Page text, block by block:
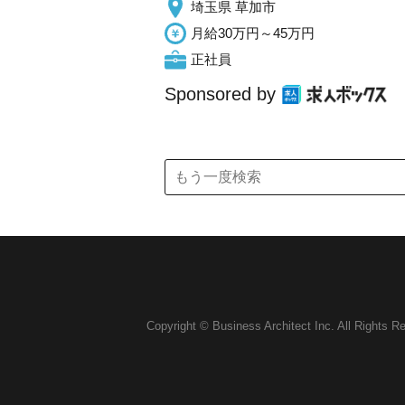
埼玉県 草加市
月給30万円～45万円
正社員
Sponsored by
Copyright © Business Architect Inc. All Rights